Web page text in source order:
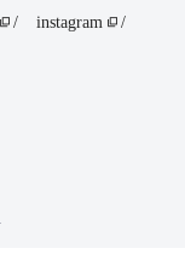
instagram